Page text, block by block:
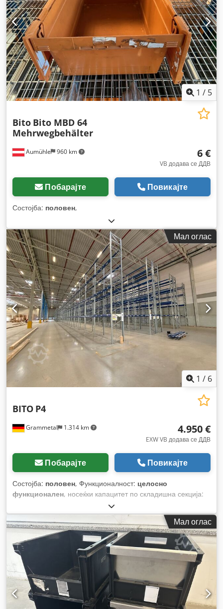
1 / 5
Aumühle 960 km
Bito Bito MBD 64
Mehrwegbehälter
6 €
VB додава се ДДВ
Побарајте Повикајте
Состојба: половен,
Мал оглас
1 / 6
Grammetal 1.314 km
BITO P4
4.950 €
EXW VB додава се ДДВ
Побарајте Повикајте
Состојба: половен, Функционалност: целосно
функционален, носеќки капацитет по складишна секција:
7.500 мм
2.700 мм, должина на полицата:28.320 мм, носење
капацитет:3.000 кг, вкупна тежина:12.000 кг, висина на
рамката:7.500 мм
Мал оглас